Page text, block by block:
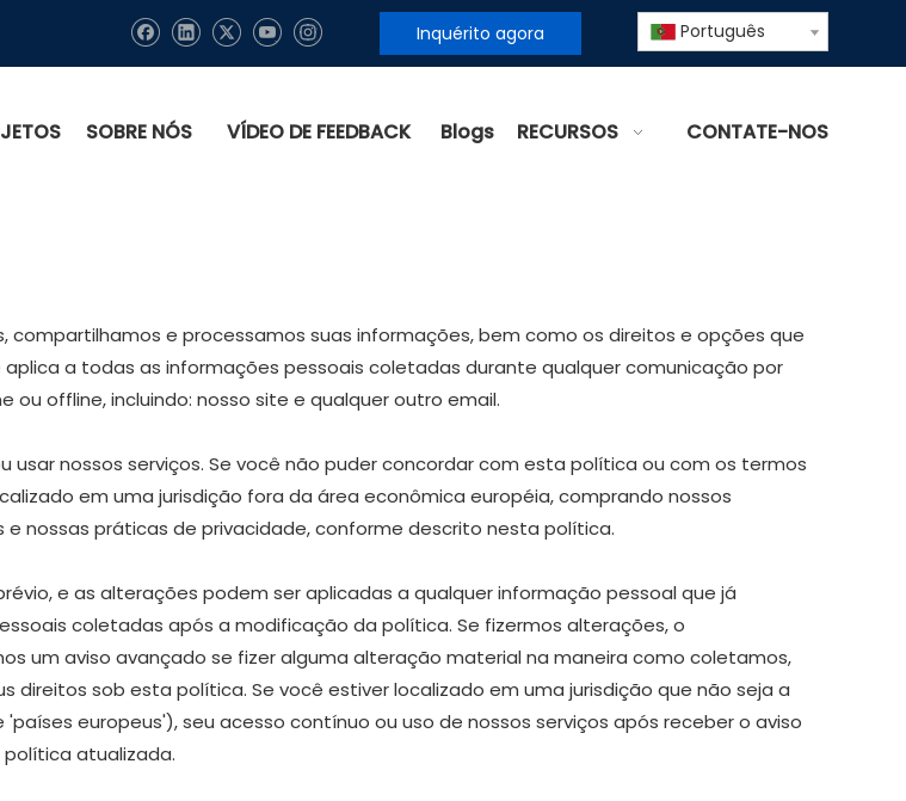
Inquérito agora Português
SOBRE NÓS VÍDEO DE FEEDBACK Blogs RECURSOS CONTATE-NOS
compartilhamos e processamos suas informações, bem como os direitos e opções que
a todas as informações pessoais coletadas durante qualquer comunicação por
offline, incluindo: nosso site e qualquer outro email.
nossos serviços. Se você não puder concordar com esta política ou com os termos
em uma jurisdição fora da área econômica européia, comprando nossos
nossas práticas de privacidade, conforme descrito nesta política.
e as alterações podem ser aplicadas a qualquer informação pessoal que já
coletadas após a modificação da política. Se fizermos alterações, o
um aviso avançado se fizer alguma alteração material na maneira como coletamos,
sob esta política. Se você estiver localizado em uma jurisdição que não seja a
europeus'), seu acesso contínuo ou uso de nossos serviços após receber o aviso
atualizada.